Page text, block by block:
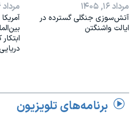
مرداد ۱۶, ۱۴۰۵
آتش‌سوزی جنگلی گسترده در
ایالت واشنگتن
مرداد ۱۶, ۱۴۰۵
برنامه‌های تلویزیون